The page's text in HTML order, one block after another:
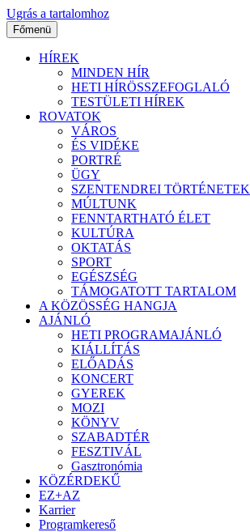
Ugrás a tartalomhoz
Főmenü
HÍREK
MINDEN HÍR
HETI HÍRÖSSZEFOGLALÓ
TESTÜLETI HÍREK
ROVATOK
VÁROS
ÉS VIDÉKE
PORTRÉ
ÜGY
SZENTENDREI TÖRTÉNETEK
MÚLTUNK
FENNTARTHATÓ ÉLET
KULTÚRA
OKTATÁS
SPORT
EGÉSZSÉG
TÁMOGATOTT TARTALOM
A KÖZÖSSÉG HANGJA
AJÁNLÓ
HETI PROGRAMAJÁNLÓ
KIÁLLÍTÁS
ELŐADÁS
KONCERT
GYEREK
MOZI
KÖNYV
SZABADTÉR
FESZTIVÁL
Gasztronómia
KÖZÉRDEKŰ
EZ+AZ
Karrier
Programkereső